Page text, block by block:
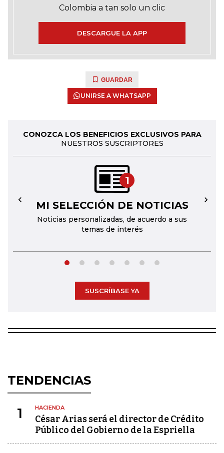
Colombia a tan solo un clic
DESCARGUE LA APP
GUARDAR
UNIRSE A WHATSAPP
CONOZCA LOS BENEFICIOS EXCLUSIVOS PARA
NUESTROS SUSCRIPTORES
1
MI SELECCIÓN DE NOTICIAS
Noticias personalizadas, de acuerdo a sus
temas de interés
← →
SUSCRÍBASE YA
TENDENCIAS
1 HACIENDA
César Arias será el director de Crédito
Público del Gobierno de la Espriella